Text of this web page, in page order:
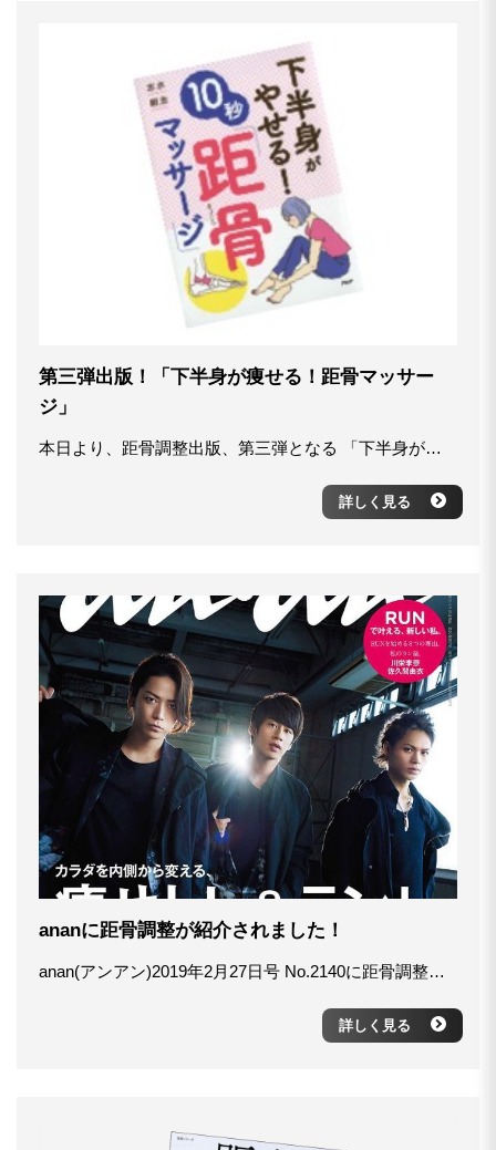
第三弾出版！「下半身が痩せる！距骨マッサー
ジ」
本日より、距骨調整出版、第三弾となる 「下半身がやせる！ 10秒「距骨マッサージ」がPHP研究所さんより全国発売開始されました！ 今までと違ったセルフケアの方法や距骨の機能などついて具体的なの解説がはいった充実した内容になっております！ 気になる方は是非、お買い求めください。 【販売先】PHP研究所 オンラインストア https://www.php.co.jp/family/detail.php?id=84443
詳しく見る
ananに距骨調整が紹介されました！
anan(アンアン)2019年2月27日号 No.2140に距骨調整が紹介されました♬
詳しく見る